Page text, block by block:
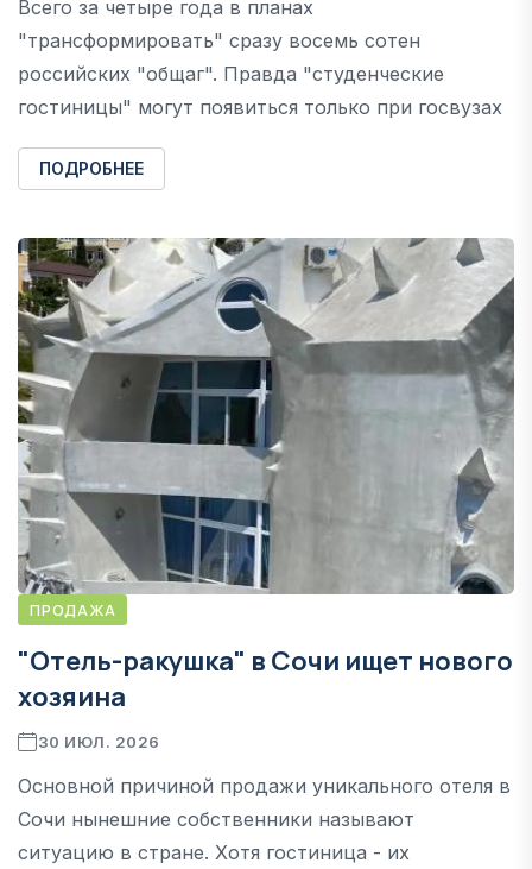
Всего за четыре года в планах
"трансформировать" сразу восемь сотен
российских "общаг". Правда "студенческие
гостиницы" могут появиться только при госвузах
ПОДРОБНЕЕ
ПРОДАЖА
"Отель-ракушка" в Сочи ищет нового
хозяина
30 ИЮЛ. 2026
Основной причиной продажи уникального отеля в
Сочи нынешние собственники называют
ситуацию в стране. Хотя гостиница - их